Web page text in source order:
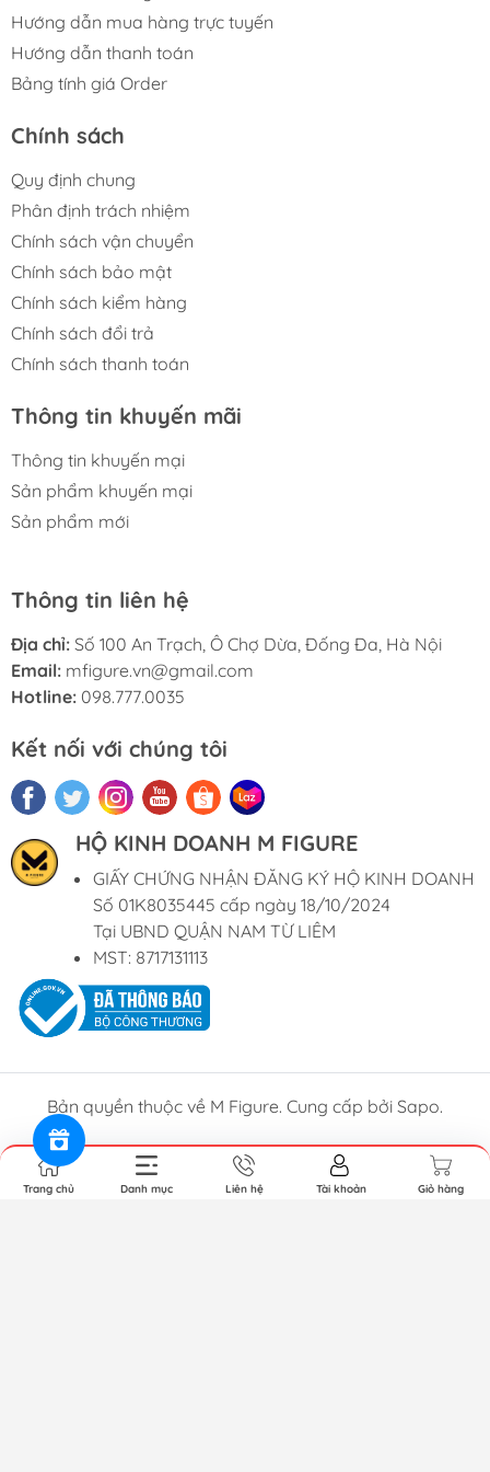
Hướng dẫn mua hàng trực tuyến
Hướng dẫn thanh toán
Bảng tính giá Order
Chính sách
Quy định chung
Phân định trách nhiệm
Chính sách vận chuyển
Chính sách bảo mật
Chính sách kiểm hàng
Chính sách đổi trả
Chính sách thanh toán
Thông tin khuyến mãi
Thông tin khuyến mại
Sản phẩm khuyến mại
Sản phẩm mới
Thông tin liên hệ
Địa chỉ: Số 100 An Trạch, Ô Chợ Dừa, Đống Đa, Hà Nội
Email: mfigure.vn@gmail.com
Hotline: 098.777.0035
Kết nối với chúng tôi
HỘ KINH DOANH M FIGURE
GIẤY CHỨNG NHẬN ĐĂNG KÝ HỘ KINH DOANH
Số 01K8035445 cấp ngày 18/10/2024
Tại UBND QUẬN NAM TỪ LIÊM
MST: 8717131113
Bản quyền thuộc về M Figure. Cung cấp bởi Sapo.
Trang chủ Danh mục Liên hệ Tài khoản Giỏ hàng